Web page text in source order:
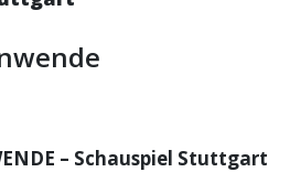
– Schauspiel Stuttgart